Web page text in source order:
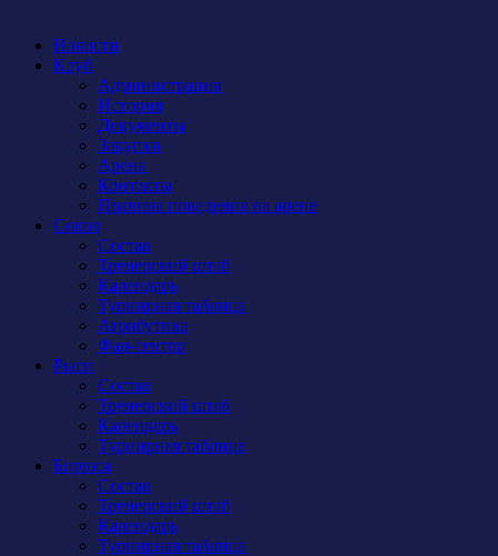
Новости
Клуб
Администрация
История
Документы
Закупки
Арена
Контакты
Правила поведения на арене
Сокол
Состав
Тренерский штаб
Календарь
Турнирная таблица
Атрибутика
Фан-сектор
Рыси
Состав
Тренерский штаб
Календарь
Турнирная таблица
Бирюса
Состав
Тренерский штаб
Календарь
Турнирная таблица